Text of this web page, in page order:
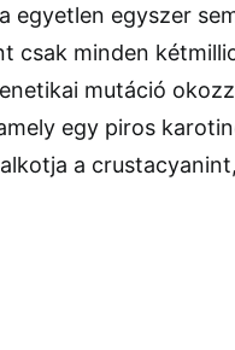
egyetlen egyszer
csak minden
mutáció
egy piros
a